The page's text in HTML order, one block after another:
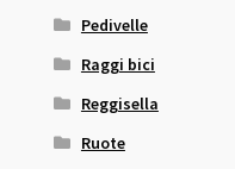
Pedivelle
Raggi bici
Reggisella
Ruote